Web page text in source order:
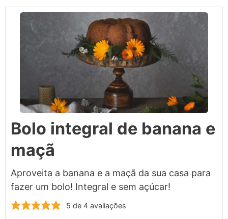
Bolo integral de banana e
maçã
Aproveita a banana e a maçã da sua casa para
fazer um bolo! Integral e sem açúcar!
5 de 4avaliações